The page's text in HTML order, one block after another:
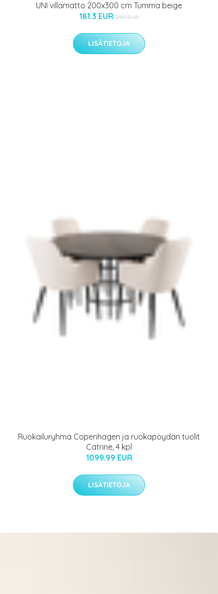
UNI villamatto 200x300 cm Tumma beige
181.3 EUR 259 EUR
LISÄTIETOJA
Ruokailuryhmä Copenhagen ja ruokapöydän tuolit
Catrine, 4 kpl
1099.99 EUR
LISÄTIETOJA